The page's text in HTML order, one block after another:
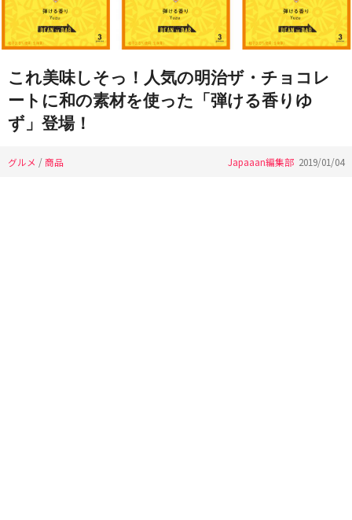
これ美味しそっ！人気の明治ザ・チョコレ
ートに和の素材を使った「弾ける香りゆ
ず」登場！
グルメ /商品 Japaaan編集部 2019/01/04